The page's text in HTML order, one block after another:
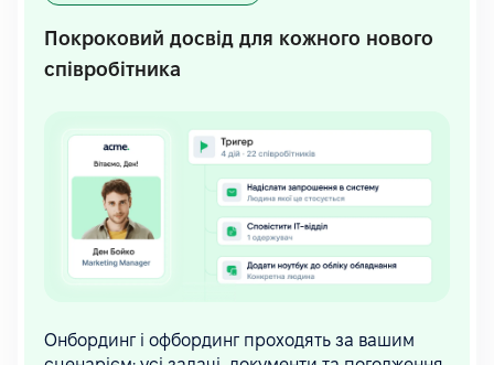
Покроковий досвід для кожного нового
співробітника
Онбординг і офбординг проходять за вашим